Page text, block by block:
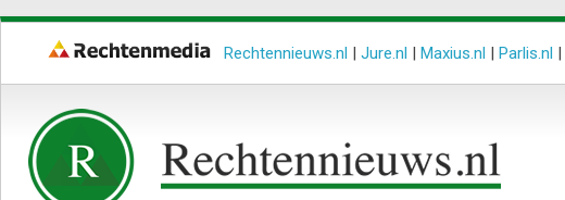
Rechtennieuws.nl | Jure.nl | Maxius.nl | Parlis.nl |